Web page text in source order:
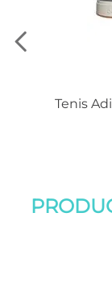
Tenis